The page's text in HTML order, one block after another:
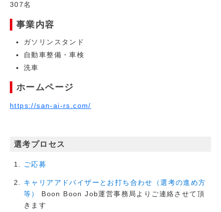
307名
事業内容
ガソリンスタンド
自動車整備・車検
洗車
ホームページ
https://san-ai-rs.com/
選考プロセス
ご応募
キャリアアドバイザーとお打ち合わせ（選考の進め方
等）
Boon Boon Job運営事務局よりご連絡させて頂
きます